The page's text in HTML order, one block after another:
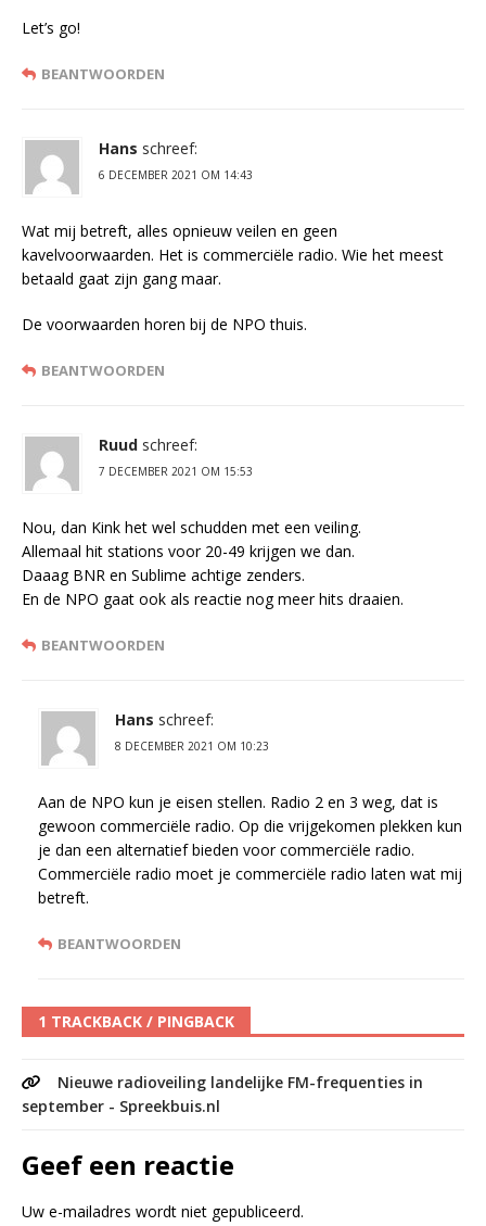
Let’s go!
BEANTWOORDEN
Hans schreef:
6 DECEMBER 2021 OM 14:43
Wat mij betreft, alles opnieuw veilen en geen
kavelvoorwaarden. Het is commerciële radio. Wie het meest
betaald gaat zijn gang maar.
De voorwaarden horen bij de NPO thuis.
BEANTWOORDEN
Ruud schreef:
7 DECEMBER 2021 OM 15:53
Nou, dan Kink het wel schudden met een veiling.
Allemaal hit stations voor 20-49 krijgen we dan.
Daaag BNR en Sublime achtige zenders.
En de NPO gaat ook als reactie nog meer hits draaien.
BEANTWOORDEN
Hans schreef:
8 DECEMBER 2021 OM 10:23
Aan de NPO kun je eisen stellen. Radio 2 en 3 weg, dat is
gewoon commerciële radio. Op die vrijgekomen plekken kun
je dan een alternatief bieden voor commerciële radio.
Commerciële radio moet je commerciële radio laten wat mij
betreft.
BEANTWOORDEN
1 TRACKBACK / PINGBACK
Nieuwe radioveiling landelijke FM-frequenties in
september - Spreekbuis.nl
Geef een reactie
Uw e-mailadres wordt niet gepubliceerd.